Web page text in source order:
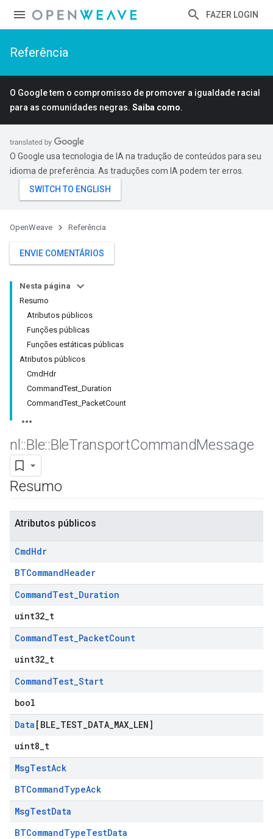
FAZER LOGIN
Referência
O Google tem o compromisso de promover a igualdade racial
para as comunidades negras. Saiba como.
O Google usa tecnologia de IA na tradução de conteúdos para seu
idioma de preferência. As traduções com IA podem ter erros.
OpenWeave Referência
ENVIE COMENTÁRIOS
Nesta página
Resumo
Atributos públicos
Funções públicas
Funções estáticas públicas
Atributos públicos
CmdHdr
CommandTest_Duration
CommandTest_PacketCount
nl ::Ble::BleTransportCommandMessage
Resumo
Atributos públicos
CmdHdr
BTCommandHeader
CommandTest_Duration
uint32_t
CommandTest_PacketCount
uint32_t
CommandTest_Start
bool
Data [BLE TEST DATA MAX LEN]
uint8_t
MsgTestAck
BTCommandTypeAck
MsgTestData
BTCommandTypeTestData